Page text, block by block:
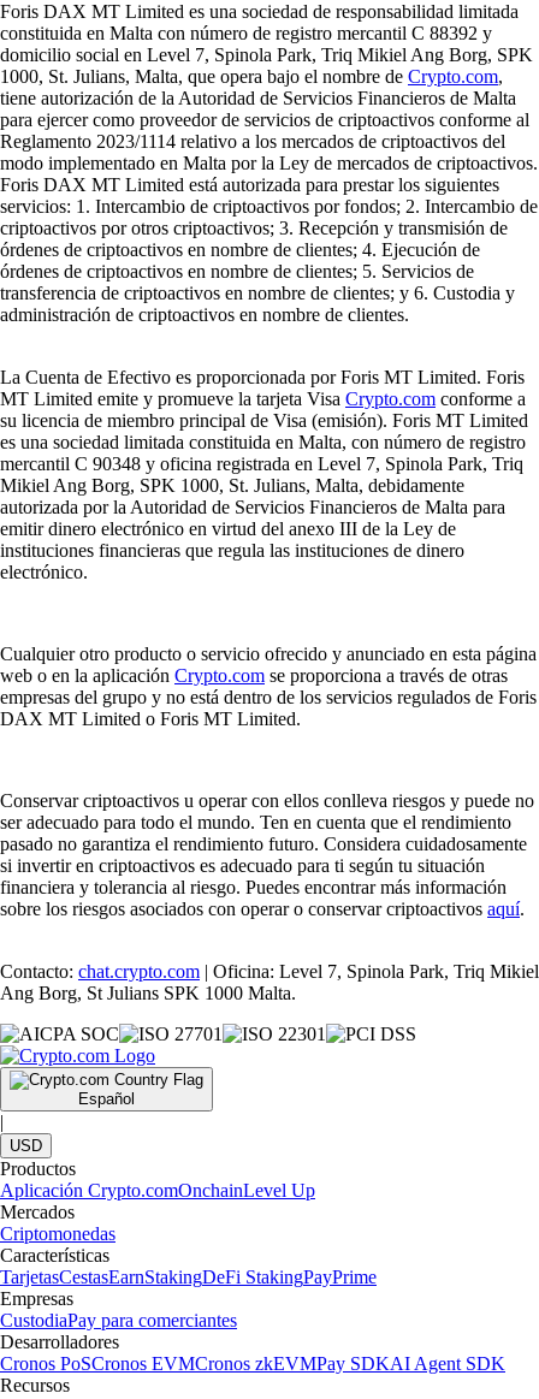
Foris DAX MT Limited es una sociedad de responsabilidad limitada
constituida en Malta con número de registro mercantil C 88392 y
domicilio social en Level 7, Spinola Park, Triq Mikiel Ang Borg, SPK
1000, St. Julians, Malta, que opera bajo el nombre de Crypto.com,
tiene autorización de la Autoridad de Servicios Financieros de Malta
para ejercer como proveedor de servicios de criptoactivos conforme al
Reglamento 2023/1114 relativo a los mercados de criptoactivos del
modo implementado en Malta por la Ley de mercados de criptoactivos.
Foris DAX MT Limited está autorizada para prestar los siguientes
servicios: 1. Intercambio de criptoactivos por fondos; 2. Intercambio de
criptoactivos por otros criptoactivos; 3. Recepción y transmisión de
órdenes de criptoactivos en nombre de clientes; 4. Ejecución de
órdenes de criptoactivos en nombre de clientes; 5. Servicios de
transferencia de criptoactivos en nombre de clientes; y 6. Custodia y
administración de criptoactivos en nombre de clientes.
La Cuenta de Efectivo es proporcionada por Foris MT Limited. Foris
MT Limited emite y promueve la tarjeta Visa Crypto.com conforme a
su licencia de miembro principal de Visa (emisión). Foris MT Limited
es una sociedad limitada constituida en Malta, con número de registro
mercantil C 90348 y oficina registrada en Level 7, Spinola Park, Triq
Mikiel Ang Borg, SPK 1000, St. Julians, Malta, debidamente
autorizada por la Autoridad de Servicios Financieros de Malta para
emitir dinero electrónico en virtud del anexo III de la Ley de
instituciones financieras que regula las instituciones de dinero
electrónico.
Cualquier otro producto o servicio ofrecido y anunciado en esta página
web o en la aplicación Crypto.com se proporciona a través de otras
empresas del grupo y no está dentro de los servicios regulados de Foris
DAX MT Limited o Foris MT Limited.
Conservar criptoactivos u operar con ellos conlleva riesgos y puede no
ser adecuado para todo el mundo. Ten en cuenta que el rendimiento
pasado no garantiza el rendimiento futuro. Considera cuidadosamente
si invertir en criptoactivos es adecuado para ti según tu situación
financiera y tolerancia al riesgo. Puedes encontrar más información
sobre los riesgos asociados con operar o conservar criptoactivos aquí.
Contacto: chat.crypto.com | Oficina: Level 7, Spinola Park, Triq Mikiel
Ang Borg, St Julians SPK 1000 Malta.
Español
|
USD
Productos
Aplicación Crypto.comOnchainLevel Up
Mercados
Criptomonedas
Características
TarjetasCestasEarnStakingDeFi StakingPayPrime
Empresas
CustodiaPay para comerciantes
Desarrolladores
Cronos PoSCronos EVMCronos zkEVMPay SDKAI Agent SDK
Recursos